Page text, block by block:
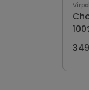
Virpol
Choinka